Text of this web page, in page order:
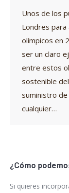
Unos de los
Londres para
olímpicos en
ser un claro
entre estos
sostenible
suministro
cualquier…
¿Cómo
Si quieres